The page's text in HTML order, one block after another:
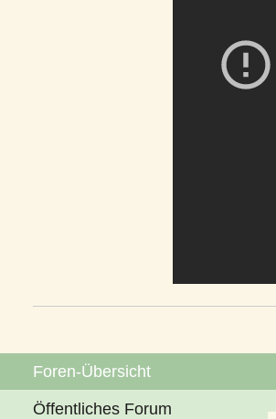
Foren-Übersicht
Öffentliches Forum